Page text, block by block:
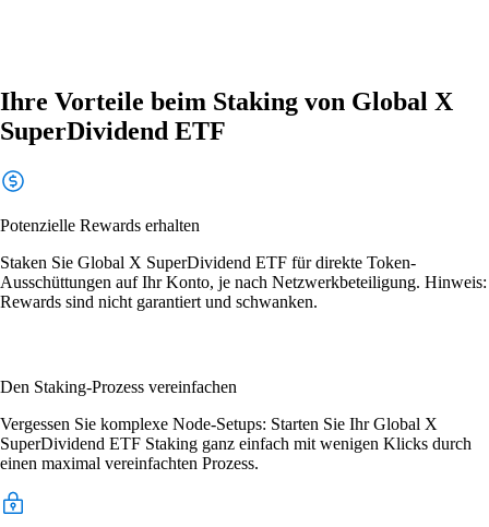
Ihre Vorteile beim Staking von Global X
SuperDividend ETF
Potenzielle Rewards erhalten
Staken Sie Global X SuperDividend ETF für direkte Token-
Ausschüttungen auf Ihr Konto, je nach Netzwerkbeteiligung. Hinweis:
Rewards sind nicht garantiert und schwanken.
Den Staking-Prozess vereinfachen
Vergessen Sie komplexe Node-Setups: Starten Sie Ihr Global X
SuperDividend ETF Staking ganz einfach mit wenigen Klicks durch
einen maximal vereinfachten Prozess.